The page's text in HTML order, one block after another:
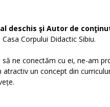
deschis şi Autor de
Corpului Didactic Sibiu.
ne conectăm cu ei, ne-am
un concept din